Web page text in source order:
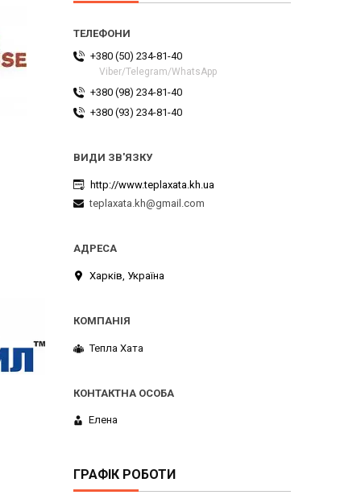
+380 (50) 234-81-40
Viber/Telegram/WhatsApp
+380 (98) 234-81-40
+380 (93) 234-81-40
http://www.teplaxata.kh.ua
teplaxata.kh@gmail.com
Харків, Україна
Тепла Хата
Елена
ГРАФІК РОБОТИ